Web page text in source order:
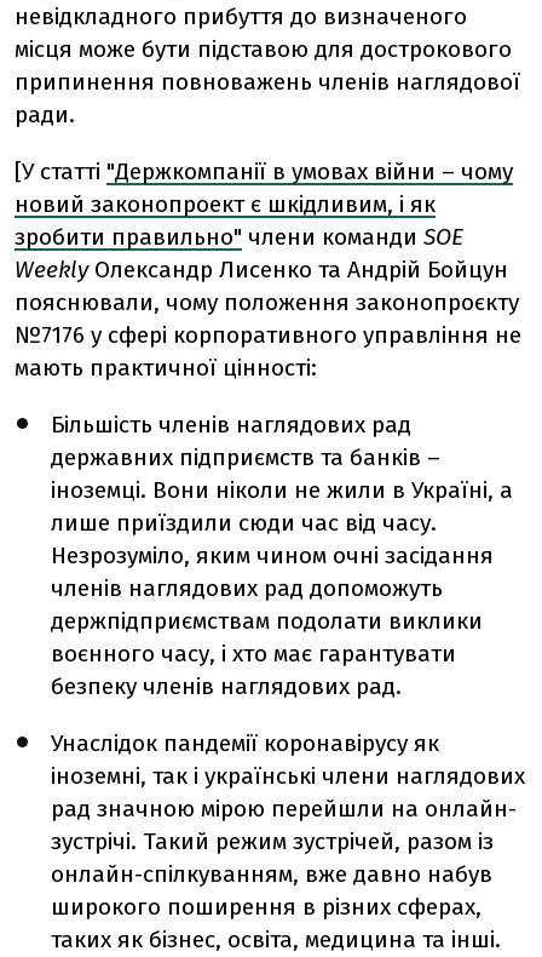
невідкладного прибуття до визначеного
місця може бути підставою для дострокового
припинення повноважень членів наглядової
ради.
[У статті "Держкомпанії в умовах війни – чому
новий законопроект є шкідливим, і як
зробити правильно" члени команди SOE
WeeklyОлександр Лисенко та Андрій Бойцун
пояснювали, чому положення законопроєкту
№7176 у сфері корпоративного управління не
мають практичної цінності:
Більшість членів наглядових рад
державних підприємств та банків –
іноземці. Вони ніколи не жили в Україні, а
лише приїздили сюди час від часу.
Незрозуміло, яким чином очні засідання
членів наглядових рад допоможуть
держпідприємствам подолати виклики
воєнного часу, і хто має гарантувати
безпеку членів наглядових рад.
Унаслідок пандемії коронавірусу як
іноземні, так і українські члени наглядових
рад значною мірою перейшли на онлайн-
зустрічі. Такий режим зустрічей, разом із
онлайн-спілкуванням, вже давно набув
широкого поширення в різних сферах,
таких як бізнес, освіта, медицина та інші.